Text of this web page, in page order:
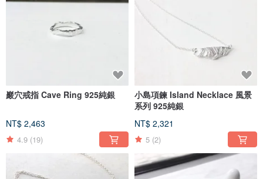
巖穴戒指 Cave Ring 925純銀
NT$ 2,463
4.9 (19)
小島項鍊 Island Necklace 風景
系列 925純銀
NT$ 2,321
5 (2)